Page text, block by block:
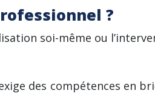
?
soi-même ou
des compétences en